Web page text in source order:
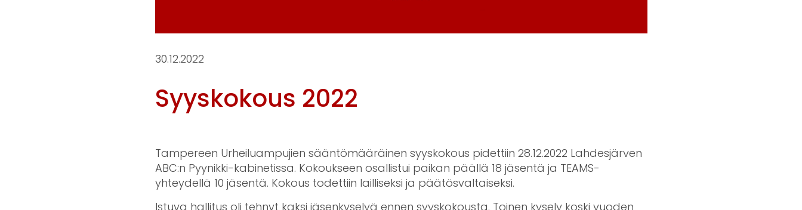
30.12.2022
Syyskokous 2022
Tampereen Urheiluampujien sääntömääräinen syyskokous pidettiin 28.12.2022 Lahdesjärven
ABC:n Pyynikki-kabinetissa. Kokoukseen osallistui paikan päällä 18 jäsentä ja TEAMS-
yhteydellä 10 jäsentä. Kokous todettiin lailliseksi ja päätösvaltaiseksi.
Istuva hallitus oli tehnyt kaksi jäsenkyselyä ennen syyskokousta. Toinen kysely koski vuoden